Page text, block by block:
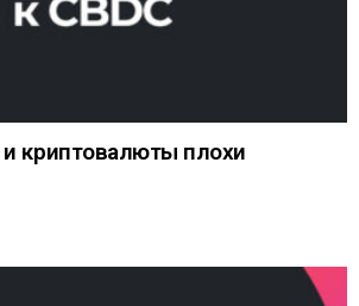
криптовалюты плохи